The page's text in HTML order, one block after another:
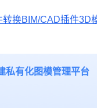
转换BIM/CAD插件3D
私有化图模管理平台